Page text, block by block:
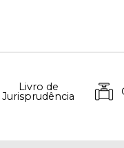
Livro de
Jurisprudência